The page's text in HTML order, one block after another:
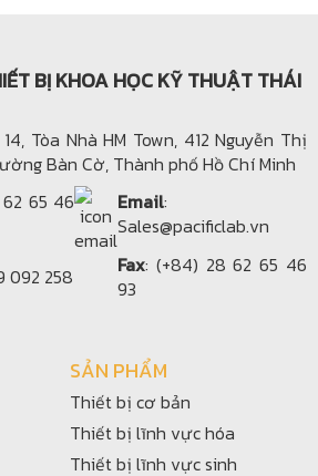
BỊ KHOA HỌC KỸ THUẬT THÁI
Tòa Nhà HM Town, 412 Nguyễn Thị
Bàn Cờ, Thành phố Hồ Chí Minh
65 46
Email:
Sales@pacificlab.vn
258 Fax: (+84) 28 62 65 46
93
SẢN PHẨM
Thiết bị cơ bản
Thiết bị lĩnh vực hóa
Thiết bị lĩnh vực sinh